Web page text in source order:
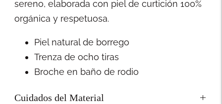
sereno, elaborada con piel de curtición 100%
orgánica y respetuosa.
Piel natural de borrego
Trenza de ocho tiras
Broche en baño de rodio
Cuidados del Material